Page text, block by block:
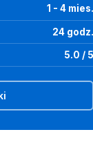
1 - 4 mies.
24 godz.
5.0 / 5